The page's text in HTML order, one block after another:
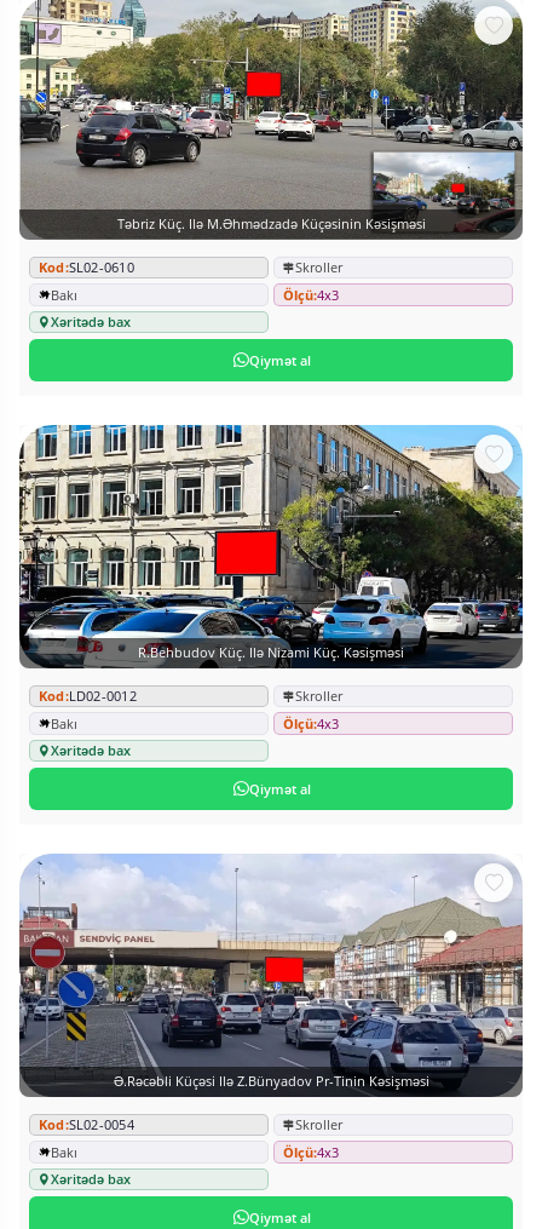
Təbriz Küç. Ilə M.Əhmədzadə Küçəsinin Kəsişməsi
Kod:SL02-0610
Skroller
Bakı
Ölçü:4x3
Xəritədə bax
Qiymət al
R.Behbudov Küç. Ilə Nizami Küç. Kəsişməsi
Kod:LD02-0012
Skroller
Bakı
Ölçü:4x3
Xəritədə bax
Qiymət al
Ə.Rəcəbli Küçəsi Ilə Z.Bünyadov Pr-Tinin Kəsişməsi
Kod:SL02-0054
Skroller
Bakı
Ölçü:4x3
Xəritədə bax
Qiymət al